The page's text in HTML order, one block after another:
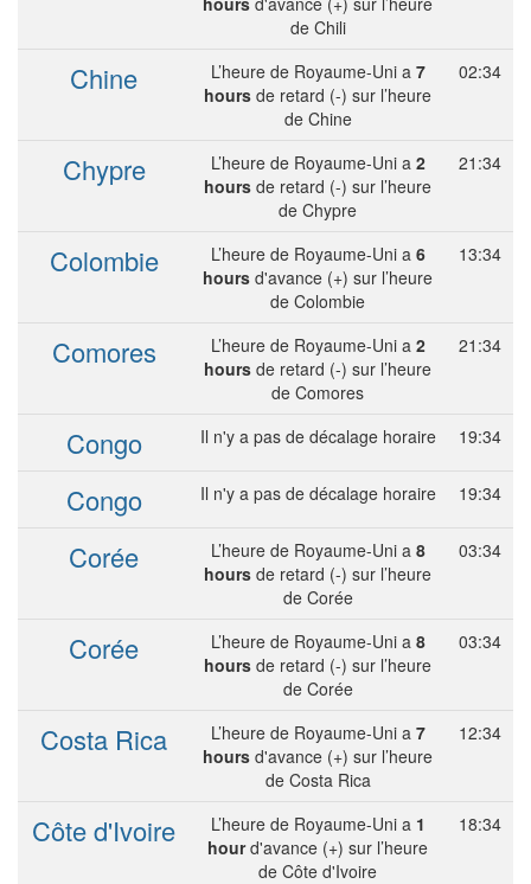
de Chili
Chine L’heure de Royaume-Uni a 7
hours de retard (-) sur l’heure
de Chine
02:34
Chypre L’heure de Royaume-Uni a 2
hours de retard (-) sur l’heure
de Chypre
21:34
Colombie L’heure de Royaume-Uni a 6
hours d'avance (+) sur l’heure
de Colombie
13:34
Comores L’heure de Royaume-Uni a 2
hours de retard (-) sur l’heure
de Comores
21:34
Congo Il n'y a pas de décalage horaire 19:34
Congo Il n'y a pas de décalage horaire 19:34
Corée L’heure de Royaume-Uni a 8
hours de retard (-) sur l’heure
de Corée
03:34
Corée L’heure de Royaume-Uni a 8
hours de retard (-) sur l’heure
de Corée
03:34
Costa Rica L’heure de Royaume-Uni a 7
hours d'avance (+) sur l’heure
de Costa Rica
12:34
Côte d'Ivoire L’heure de Royaume-Uni a 1
hourd'avance (+) sur l’heure
de Côte d'Ivoire
18:34